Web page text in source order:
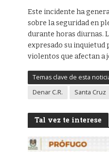
Este incidente ha
sobre la seguridad en
durante horas diurnas.
expresado su inquietud
violentos que afectan a
Temas clave de esta
Denar C.R.
Santa Cruz
Tal vez te interese